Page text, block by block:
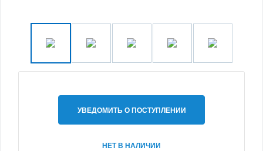
УВЕДОМИТЬ О ПОСТУПЛЕНИИ
НЕТ В НАЛИЧИИ